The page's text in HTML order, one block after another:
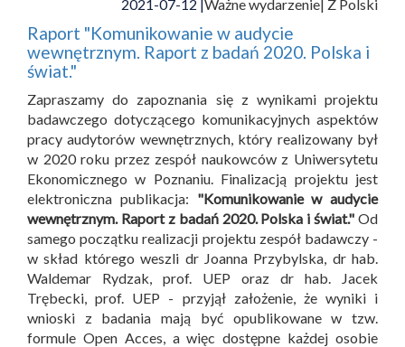
2021-07-12 | Ważne wydarzenie | Z Polski
Raport "Komunikowanie w audycie
wewnętrznym. Raport z badań 2020. Polska i
świat."
Zapraszamy do zapoznania się z wynikami projektu
badawczego dotyczącego komunikacyjnych aspektów
pracy audytorów wewnętrznych, który realizowany był
w 2020 roku przez zespół naukowców z Uniwersytetu
Ekonomicznego w Poznaniu. Finalizacją projektu jest
elektroniczna publikacja: "Komunikowanie w audycie
wewnętrznym. Raport z badań 2020. Polska i świat." Od
samego początku realizacji projektu zespół badawczy -
w skład którego weszli dr Joanna Przybylska, dr hab.
Waldemar Rydzak, prof. UEP oraz dr hab. Jacek
Trębecki, prof. UEP - przyjął założenie, że wyniki i
wnioski z badania mają być opublikowane w tzw.
formule Open Acces, a więc dostępne każdej osobie